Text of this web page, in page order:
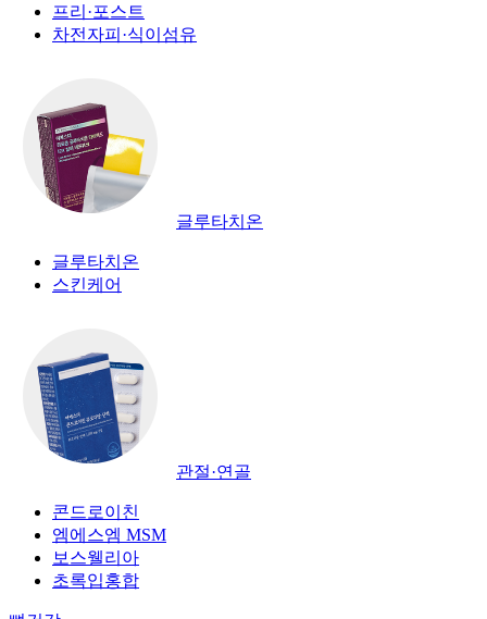
프리·포스트
차전자피·식이섬유
글루타치온
글루타치온
스킨케어
관절·연골
콘드로이친
엠에스엠 MSM
보스웰리아
초록입홍합